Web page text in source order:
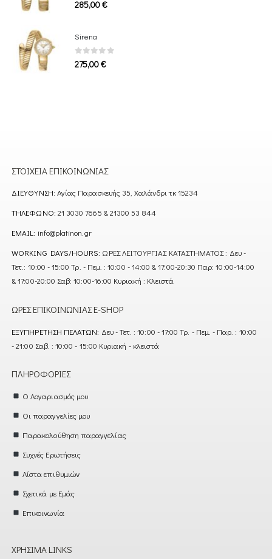
285,00€
Sirena
0out of 5
275,00€
ΣΤΟΙΧΕΊΑ ΕΠΙΚΟΙΝΩΝΊΑΣ
ΔΙΕΎΘΥΝΣΗ: Αγίας Παρασκευής 35, Χαλάνδρι τκ 15234
ΤΗΛΈΦΩΝΟ: 21 3030 7665 & 21300 53 844
EMAIL: info@platinon.gr
WORKING DAYS/HOURS: ΩΡΕΣ ΛΕΙΤΟΥΡΓΙΑΣ ΚΑΤΑΣΤΗΜΑΤΟΣ : Δευ -
Τετ.: 10:00 - 15:00 Τρ. - Πεμ. : 10:00 - 14:00 & 17:00-20:30 Παρ: 10:00-14:00
& 17:00-20:00 Σαβ: 10:00-16:00 Κυριακή : Κλειστά
ΏΡΕΣ ΕΠΙΚΟΙΝΩΝΊΑΣ E-SHOP
ΕΞΥΠΗΡΈΤΗΣΗ ΠΕΛΑΤΏΝ: Δευ - Τετ. : 10:00 - 17:00 Τρ. - Πεμ. - Παρ. : 10:00
- 21:00 Σαβ. : 10:00 - 15:00 Κυριακή - κλειστά
ΠΛΗΡΟΦΟΡΊΕΣ
Ο Λογαριασμός μου
Οι παραγγελίες μου
Παρακολούθηση παραγγελίας
Συχνές Ερωτήσεις
Λίστα επιθυμιών
Σχετικά με Εμάς
Επικοινωνία
ΧΡΉΣΙΜΑ LINKS